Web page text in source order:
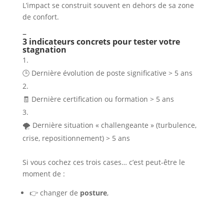
L’impact se construit souvent en dehors de sa zone
de confort.
–
3 indicateurs concrets pour tester votre
stagnation
🕒 Dernière évolution de poste significative > 5 ans
🧾 Dernière certification ou formation > 5 ans
🌪️ Dernière situation « challengeante » (turbulence,
crise, repositionnement) > 5 ans
Si vous cochez ces trois cases… c’est peut-être le
moment de :
👉 changer de posture,